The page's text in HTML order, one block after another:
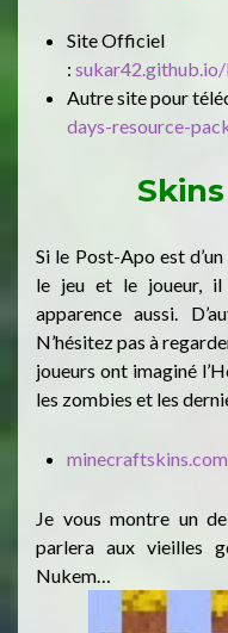
Site Officiel
: sukar42.github.io/
Autre site pour
days-resource-
Si le Post-Apo est
le jeu et le joueur, il
apparence aussi.
N’hésitez pas à
joueurs ont imaginé
les zombies et les
minecraftskins.com
Je vous montre un
parlera aux vieilles
Nukem…